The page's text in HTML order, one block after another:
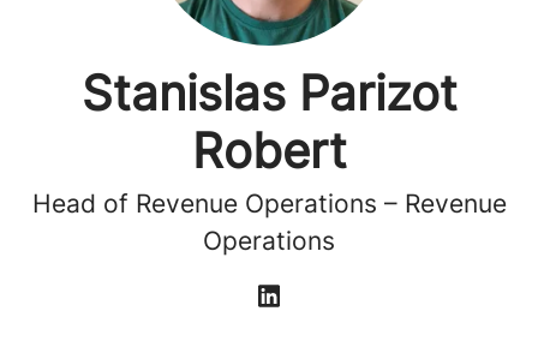
Stanislas Parizot
Robert
Head of Revenue Operations – Revenue
Operations